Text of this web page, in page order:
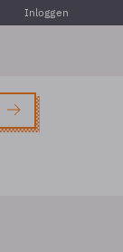
Inloggen